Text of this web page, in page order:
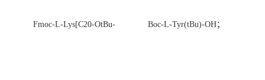
Fmoc-L-Lys[C20-OtBu-
Boc-L-Tyr(tBu)-OH；